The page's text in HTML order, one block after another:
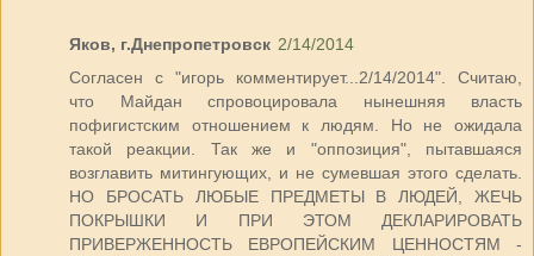
Яков, г.Днепропетровск 2/14/2014
Согласен с "игорь комментирует...2/14/2014". Считаю,
что Майдан спровоцировала нынешняя власть
пофигистским отношением к людям. Но не ожидала
такой реакции. Так же и "оппозиция", пытавшаяся
возглавить митингующих, и не сумевшая этого сделать.
НО БРОСАТЬ ЛЮБЫЕ ПРЕДМЕТЫ В ЛЮДЕЙ, ЖЕЧЬ
ПОКРЫШКИ И ПРИ ЭТОМ ДЕКЛАРИРОВАТЬ
ПРИВЕРЖЕННОСТЬ ЕВРОПЕЙСКИМ ЦЕННОСТЯМ -